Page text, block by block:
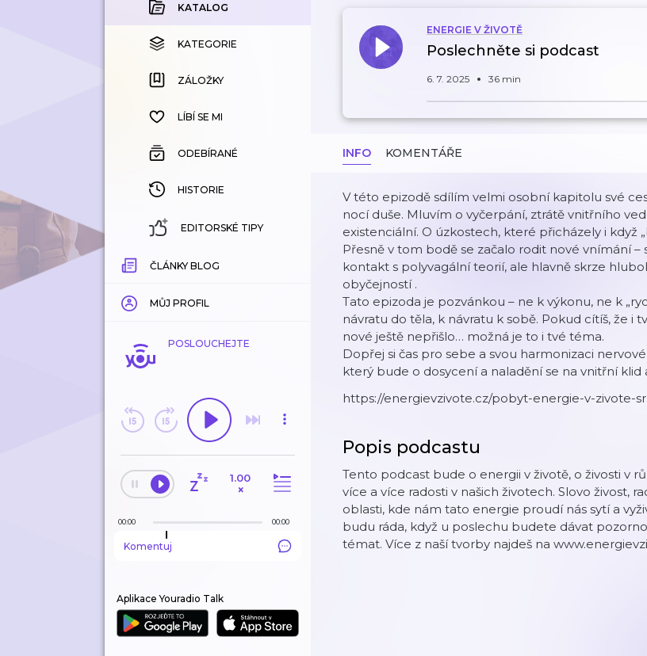
KOUPENÉ
KATEGORIE
ZÁLOŽKY
HISTORIE
KATALOG
KATEGORIE
ZÁLOŽKY
LÍBÍ SE MI
ODEBÍRANÉ
HISTORIE
EDITORSKÉ TIPY
ČLÁNKY BLOG
MŮJ PROFIL
POSLOUCHEJTE
1.00
×
00:00 00:00
Komentuj
Aplikace Youradio Talk
ENERGIE V ŽIVOTĚ
Poslechněte si podcast
6. 7. 2025 36 min
INFO KOMENTÁŘE
V této epizodě sdílím velmi osobní kapitolu své
nocí duše. Mluvím o vyčerpání, ztrátě vnitřního
existenciální. O úzkostech, které přicházely i když
Přesně v tom bodě se začalo rodit nové vnímání –
kontakt s polyvagální teorií, ale hlavně skrze
obyčejností .
Tato epizoda je pozvánkou – ne k výkonu, ne k
návratu do těla, k návratu k sobě. Pokud cítíš, že i
nové ještě nepřišlo… možná je to i tvé téma.
Dopřej si čas pro sebe a svou harmonizaci
který bude o dosycení a naladění se na vnitřní klid
https://energievzivote.cz/pobyt-energie-v-zivote-
Popis podcastu
Tento podcast bude o energii v životě, o živosti v
více a více radosti v našich životech. Slovo živost,
oblasti, kde nám tato energie proudí nás sytí a
budu ráda, když u poslechu budete dávat
témat. Více z naší tvorby najdeš na